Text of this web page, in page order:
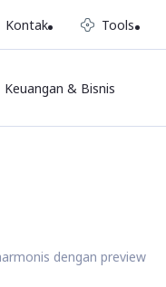
Kontak Tools
Keuangan & Bisnis
dengan preview